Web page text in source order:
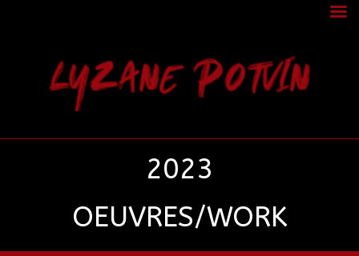
LYZANE POTVIN
2023
OEUVRES/WORK